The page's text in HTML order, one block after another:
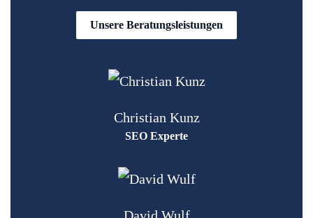
Unsere Beratungsleistungen
Christian Kunz
SEO Experte